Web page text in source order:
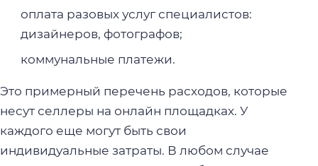
оплата разовых услуг специалистов:
дизайнеров, фотографов;
коммунальные платежи.
Это примерный перечень расходов, которые
несут селлеры на онлайн площадках. У
каждого еще могут быть свои
индивидуальные затраты. В любом случае